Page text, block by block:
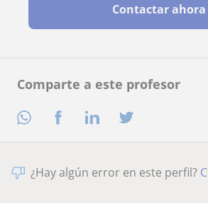
Comparte a este profesor
Contactar ahora
¿Hay algún error en este perfil?